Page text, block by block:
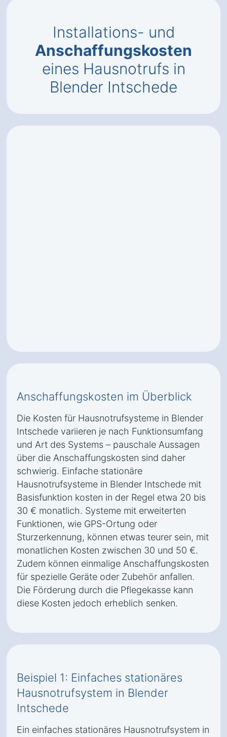
Installations- und
Anschaffungskosten
eines Hausnotrufs in
Blender Intschede
Anschaffungskosten im Überblick
Die Kosten für Hausnotrufsysteme in Blender
Intschede variieren je nach Funktionsumfang
und Art des Systems – pauschale Aussagen
über die Anschaffungskosten sind daher
schwierig. Einfache stationäre
Hausnotrufsysteme in Blender Intschede mit
Basisfunktion kosten in der Regel etwa 20 bis
30 € monatlich. Systeme mit erweiterten
Funktionen, wie GPS-Ortung oder
Sturzerkennung, können etwas teurer sein, mit
monatlichen Kosten zwischen 30 und 50 €.
Zudem können einmalige Anschaffungskosten
für spezielle Geräte oder Zubehör anfallen.
Die Förderung durch die Pflegekasse kann
diese Kosten jedoch erheblich senken.
Beispiel 1: Einfaches stationäres
Hausnotrufsystem in Blender
Intschede
Ein einfaches stationäres Hausnotrufsystem in